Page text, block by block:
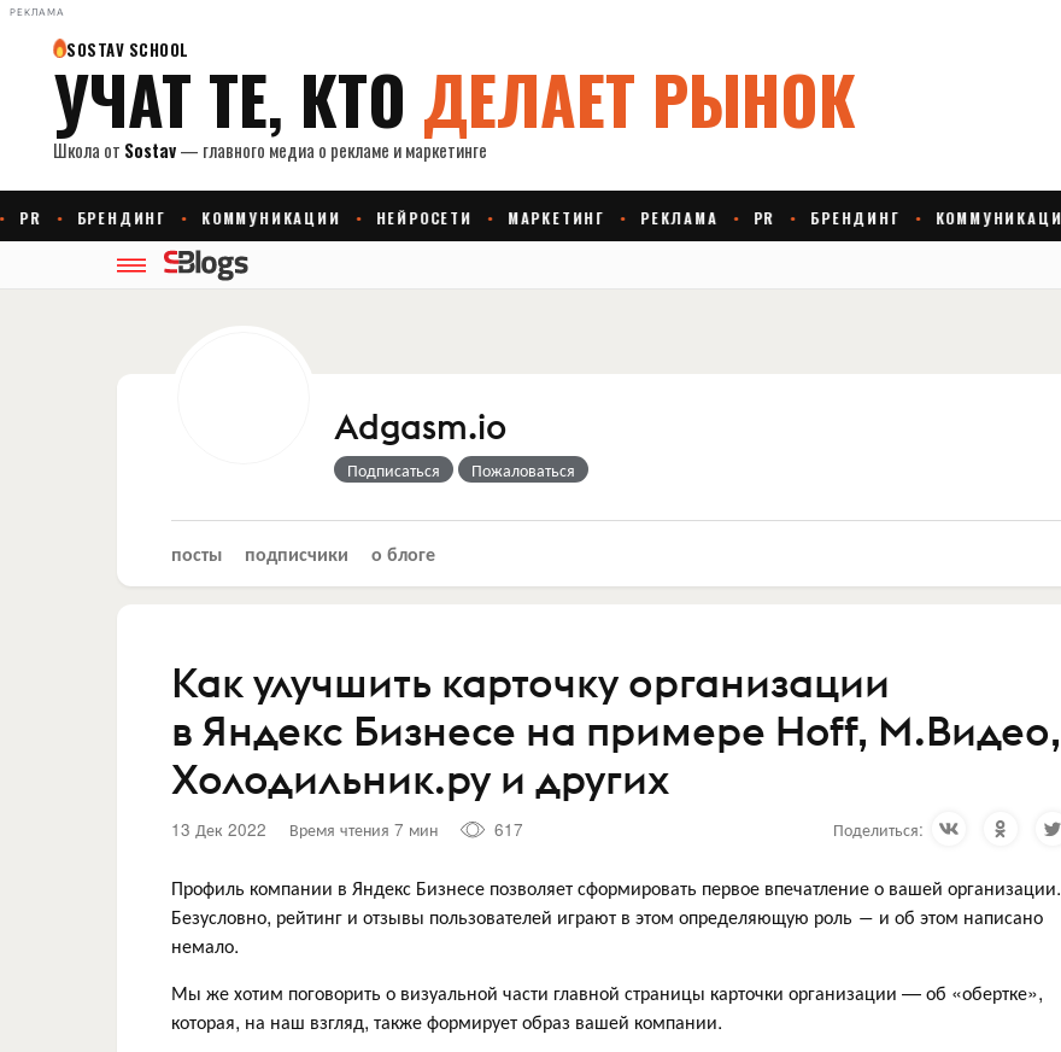
РЕКЛАМА
Adgasm.io
Подписаться Пожаловаться
посты подписчики о блоге
Как улучшить карточку организации
в Яндекс Бизнесе на примере Hoff, М.Видео,
Холодильник.ру и других
13 Дек 2022 Время чтения 7 мин 617 Поделиться:
Профиль компании в Яндекс Бизнесе позволяет сформировать первое впечатление о вашей организации.
Безусловно, рейтинг и отзывы пользователей играют в этом определяющую роль ― и об этом написано
немало.
Мы же хотим поговорить о визуальной части главной страницы карточки организации — об «обертке»,
которая, на наш взгляд, также формирует образ вашей компании.